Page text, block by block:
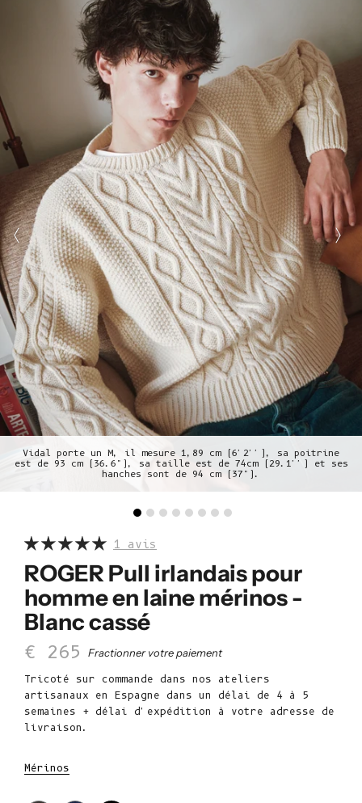
Vidal porte un M, il mesure 1,89 cm (6'2''), sa poitrine
est de 93 cm (36.6"), sa taille est de 74cm (29.1'') et ses
hanches sont de 94 cm (37").
1 avis
ROGER Pull irlandais pour
homme en laine mérinos -
Blanc cassé
Prix de vente
€ 265 Fractionner votre paiement
Tricoté sur commande dans nos ateliers
artisanaux en Espagne dans un délai de 4 à 5
semaines + délai d'expédition à votre adresse de
livraison.
Mérinos